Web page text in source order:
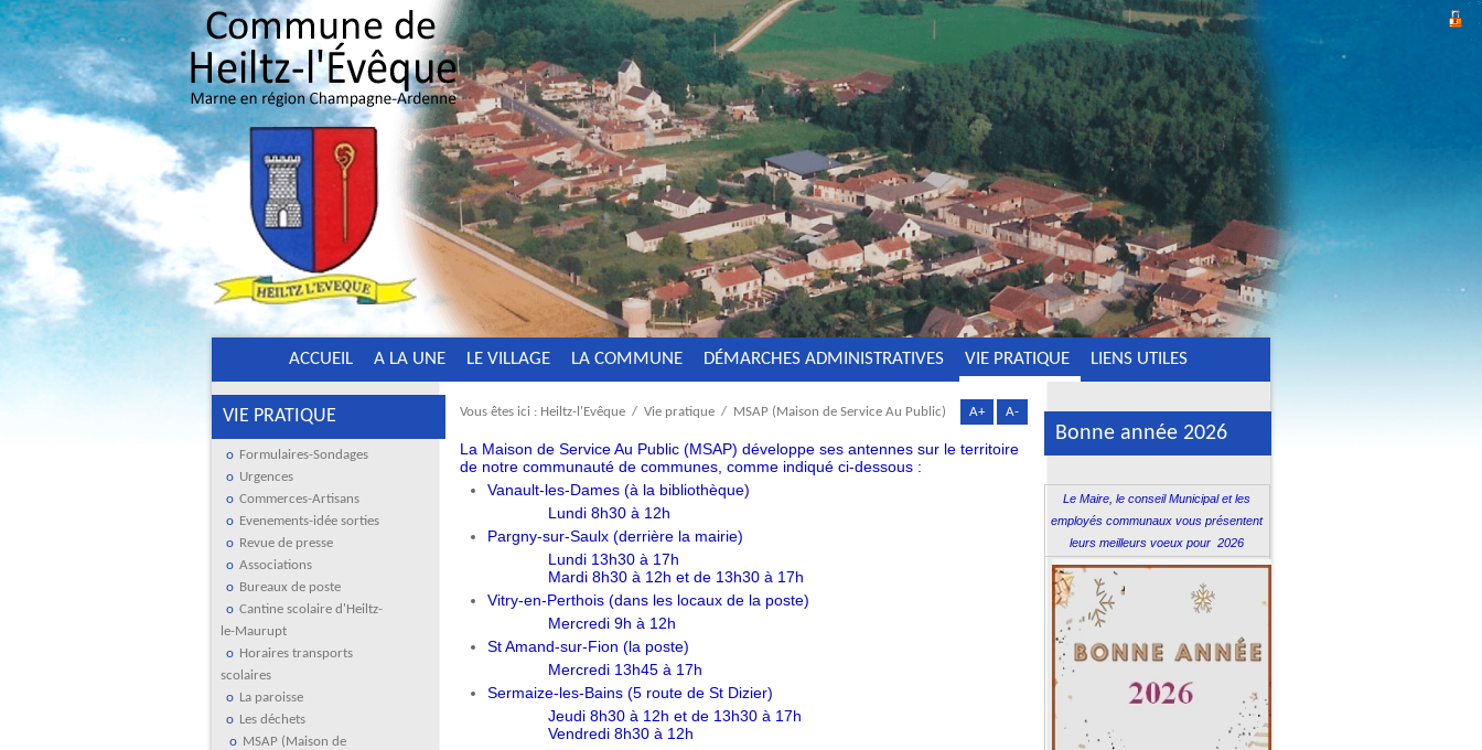
ACCUEIL A LA UNE LE VILLAGE LA COMMUNE DÉMARCHES ADMINISTRATIVES VIE PRATIQUE LIENS UTILES
VIE PRATIQUE
Formulaires-Sondages
Urgences
Commerces-Artisans
Evenements-idée sorties
Revue de presse
Associations
Bureaux de poste
Cantine scolaire d'Heiltz-
le-Maurupt
Horaires transports
scolaires
La paroisse
Les déchets
MSAP (Maison de
Vous êtes ici : Heiltz-l'Evêque/ Vie pratique/ MSAP (Maison de Service Au Public) A+ A-
La Maison de Service Au Public (MSAP) développe ses antennes sur le territoire
de notre communauté de communes, comme indiqué ci-dessous :
Vanault-les-Dames (à la bibliothèque)
Lundi 8h30 à 12h
Pargny-sur-Saulx (derrière la mairie)
Lundi 13h30 à 17h
Mardi 8h30 à 12h et de 13h30 à 17h
Vitry-en-Perthois (dans les locaux de la poste)
Mercredi 9h à 12h
St Amand-sur-Fion (la poste)
Mercredi 13h45 à 17h
Sermaize-les-Bains (5 route de St Dizier)
Jeudi 8h30 à 12h et de 13h30 à 17h
Vendredi 8h30 à 12h
Bonne année 2026
Le Maire, le conseil Municipal et les
employéscommunaux vous présentent
leurs meilleurs voeux pour 2026